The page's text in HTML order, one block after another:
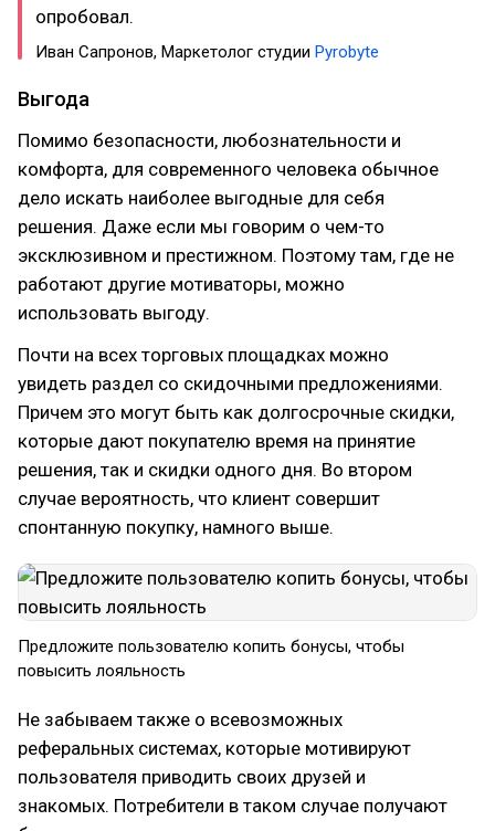
опробовал.
Иван Сапронов, Маркетолог студии Pyrobyte
Выгода
Помимо безопасности, любознательности и
комфорта, для современного человека обычное
дело искать наиболее выгодные для себя
решения. Даже если мы говорим о чем-то
эксклюзивном и престижном. Поэтому там, где не
работают другие мотиваторы, можно
использовать выгоду.
Почти на всех торговых площадках можно
увидеть раздел со скидочными предложениями.
Причем это могут быть как долгосрочные скидки,
которые дают покупателю время на принятие
решения, так и скидки одного дня. Во втором
случае вероятность, что клиент совершит
спонтанную покупку, намного выше.
Предложите пользователю копить бонусы, чтобы
повысить лояльность
Не забываем также о всевозможных
реферальных системах, которые мотивируют
пользователя приводить своих друзей и
знакомых. Потребители в таком случае получают